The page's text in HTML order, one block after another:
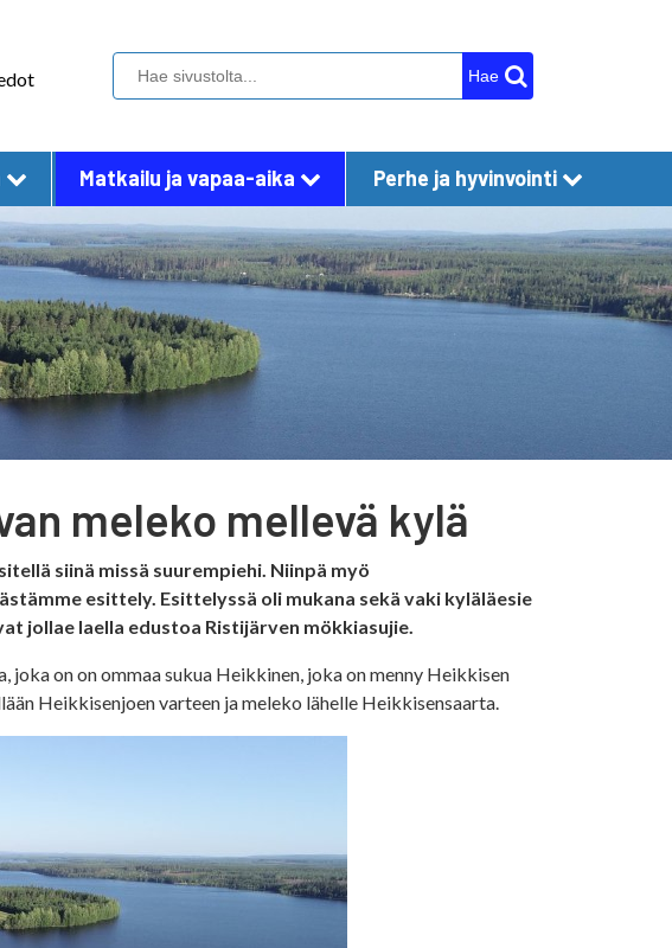
Hae
Matkailu ja vapaa-aika Perhe ja hyvinvointi
meleko mellevä kylä
siinä missä suurempiehi. Niinpä myö
esittely. Esittelyssä oli mukana sekä vaki kyläläesie
jollae laella edustoa Ristijärven mökkiasujie.
joka on on ommaa sukua Heikkinen, joka on menny Heikkisen
Heikkisenjoen varteen ja meleko lähelle Heikkisensaarta.